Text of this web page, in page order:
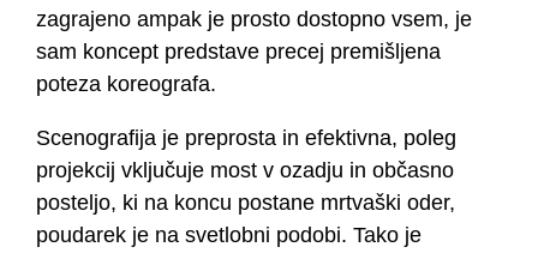
zagrajeno ampak je prosto dostopno vsem, je
sam koncept predstave precej premišljena
poteza koreografa.
Scenografija je preprosta in efektivna, poleg
projekcij vključuje most v ozadju in občasno
posteljo, ki na koncu postane mrtvaški oder,
poudarek je na svetlobni podobi. Tako je